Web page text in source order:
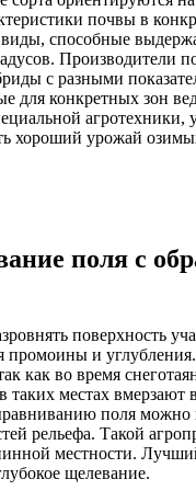
почвы в
способные
Производители
с разными
для конкретных зон
агротехники,
хороший урожай
поля с
поверхность
промоины и
как во время
таких местах вмерзают
поля можно
рельефа. Такой
местности.
щелевание.